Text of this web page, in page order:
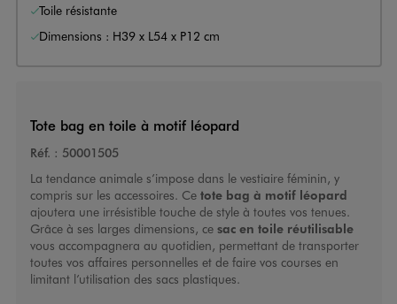
Toile résistante
Dimensions : H39 x L54 x P12 cm
Tote bag en toile à motif léopard
Réf. : 50001505
La tendance animale s’impose dans le vestiaire féminin, y
compris sur les accessoires. Ce tote bag à motif léopard
ajoutera une irrésistible touche de style à toutes vos tenues.
Grâce à ses larges dimensions, ce sac en toile réutilisable
vous accompagnera au quotidien, permettant de transporter
toutes vos affaires personnelles et de faire vos courses en
limitant l’utilisation des sacs plastiques.